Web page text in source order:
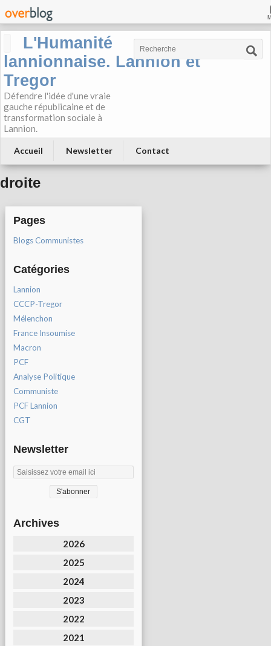
L'Humanité
lannionnaise. Lannion et
Tregor
Défendre l'idée d'une vraie
gauche républicaine et de
transformation sociale à
Lannion.
Accueil Newsletter Contact
droite
Pages
Blogs Communistes
Catégories
Lannion
CCCP-Tregor
Mélenchon
France Insoumise
Macron
PCF
Analyse Politique
Communiste
PCF Lannion
CGT
Newsletter
Archives
2026
2025
2024
2023
2022
2021